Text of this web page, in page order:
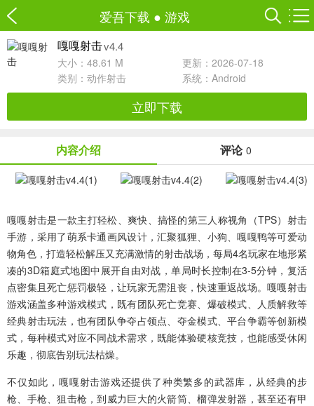
爱吾下载 ● 游戏
嘎嘎射击v4.4
大小：48.61 M
更新：2026-07-18
类别： 动作射击 系统：Android
立即下载
内容介绍 评论 0
嘎嘎射击是一款主打轻松、爽快、搞怪的第三人称视角（TPS）射击
手游，采用了萌系卡通画风设计，汇聚狐狸、小狗、嘎嘎鸭等可爱动
物角色，打造轻松解压又充满激情的射击战场，每局4名玩家在地形紧
凑的3D箱庭式地图中展开自由对战，单局时长控制在3-5分钟，复活
点密集且死亡惩罚极轻，让玩家无需沮丧，快速重返战场。嘎嘎射击
游戏涵盖多种游戏模式，既有团队死亡竞赛、爆破模式、人质解救等
经典射击玩法，也有团队争夺占领点、夺金模式、平台争霸等创新模
式，每种模式对应不同战术需求，既能体验硬核竞技，也能感受休闲
乐趣，彻底告别玩法枯燥。
不仅如此，嘎嘎射击游戏还提供了种类繁多的武器库，从经典的步
枪、手枪、狙击枪，到威力巨大的火箭筒、榴弹发射器，甚至还有甲